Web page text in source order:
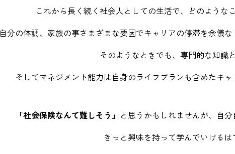
これから長く続く社会人としての生活で、 どのような
自分の体調、家族の事さまざまな要因でキャリアの停滞を余儀な
そのようなときでも、専門的な知識
そしてマネジメント能力は自身のライフプランも含めたキャ
「社会保険なんて難しそう」 と思うかもしれませんが、自
きっと興味を持って学んでいけるは